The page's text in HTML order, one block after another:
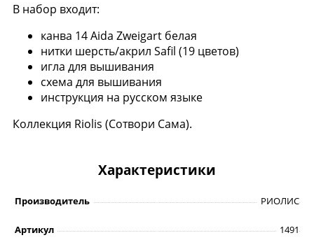
В набор входит:
канва 14 Aida Zweigart белая
нитки шерсть/акрил Safil (19 цветов)
игла для вышивания
схема для вышивания
инструкция на русском языке
Коллекция Riolis (Сотвори Сама).
Характеристики
Производитель РИОЛИС
Артикул 1491